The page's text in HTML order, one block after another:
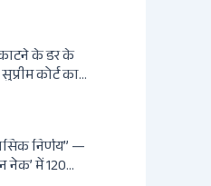
‘सोना
— ED ने
के डर के
कोर्ट का
आवारा
को 10
निर्णय” —
नेक’ में 120